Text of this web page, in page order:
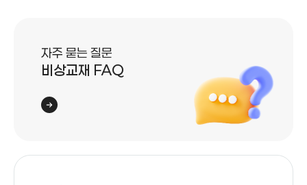
자주 묻는 질문
비상교재 FAQ